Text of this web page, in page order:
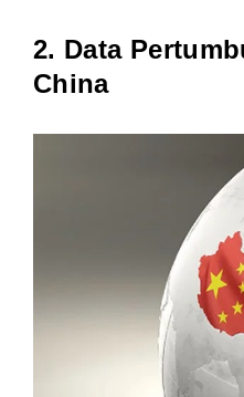
2. Data
China